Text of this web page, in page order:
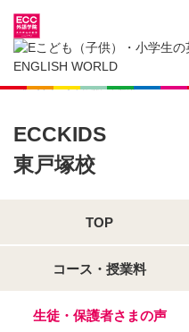
神奈川県の子供英会話・英語教室
子供（小学生）英会話・英語教室
ECCKIDS
東戸塚校
TOP
コース・授業料
生徒・保護者さまの声